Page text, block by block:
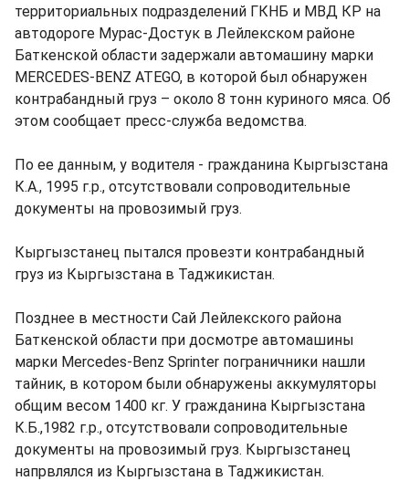
территориальных подразделений ГКНБ и МВД КР на
автодороге Мурас-Достук в Лейлекском районе
Баткенской области задержали автомашину марки
MERCEDES-BENZ ATEGO, в которой был обнаружен
контрабандный груз – около 8 тонн куриного мяса. Об
этом сообщает пресс-служба ведомства.
По ее данным, у водителя - гражданина Кыргызстана
К.А., 1995 г.р., отсутствовали сопроводительные
документы на провозимый груз.
Кыргызстанец пытался провезти контрабандный
груз из Кыргызстана в Таджикистан.
Позднее в местности Сай Лейлекского района
Баткенской области при досмотре автомашины
марки Mercedes-Benz Sprinter пограничники нашли
тайник, в котором были обнаружены аккумуляторы
общим весом 1400 кг. У гражданина Кыргызстана
К.Б.,1982 г.р., отсутствовали сопроводительные
документы на провозимый груз. Кыргызстанец
напрвлялся из Кыргызстана в Таджикистан.